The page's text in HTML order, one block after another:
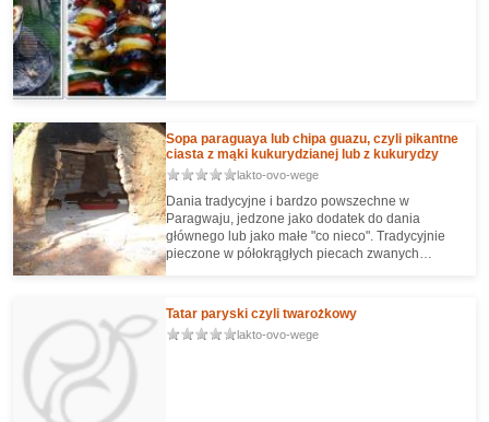
Sopa paraguaya lub chipa guazu, czyli pikantne
ciasta z mąki kukurydzianej lub z kukurydzy
lakto-ovo-wege
Dania tradycyjne i bardzo powszechne w
Paragwaju, jedzone jako dodatek do dania
głównego lub jako małe "co nieco". Tradycyjnie
pieczone w półokrągłych piecach zwanych
Tatar paryski czyli twarożkowy
lakto-ovo-wege